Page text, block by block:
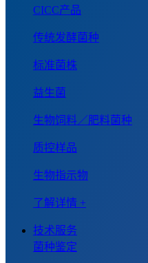
CICC产品
传统发酵菌种
标准菌株
益生菌
生物饲料／肥料菌种
质控样品
生物指示物
了解详情 +
技术服务
菌种鉴定